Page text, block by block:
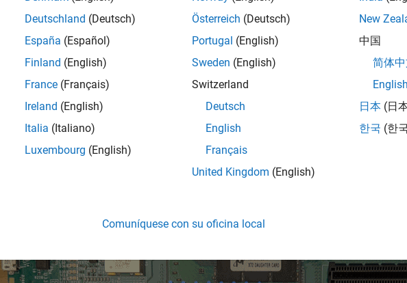
Bit 1 Bit 2 Bit 4 Bit
Connect two DDR4 plugin boards to the memory plugin slot.
This figure shows the configuration settings for the Intel Arria 10 SoC development kit.
Deutschland (Deutsch)
España (Español)
Finland (English)
France (Français)
Ireland (English)
Italia (Italiano)
Luxembourg (English)
Österreich (Deutsch)
Portugal (English)
Sweden (English)
Switzerland
Deutsch
English
Français
United Kingdom (English)
New
中国
简体
English
日本 (日
한국 (한
Comuníquese con su oficina local